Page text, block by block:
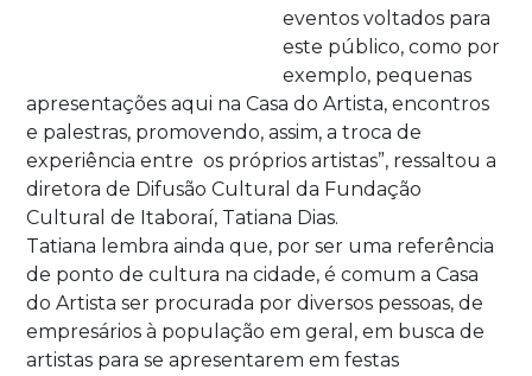
eventos voltados para
este público, como por
exemplo, pequenas
apresentações aqui na Casa do Artista, encontros
e palestras, promovendo, assim, a troca de
experiência entre os próprios artistas”, ressaltou a
diretora de Difusão Cultural da Fundação
Cultural de Itaboraí, Tatiana Dias.
Tatiana lembra ainda que, por ser uma referência
de ponto de cultura na cidade, é comum a Casa
do Artista ser procurada por diversos pessoas, de
empresários à população em geral, em busca de
artistas para se apresentarem em festas